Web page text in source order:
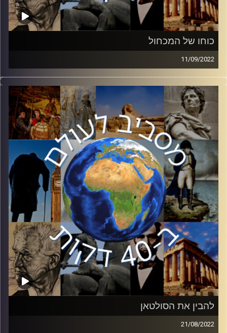
כוחו של המכחול
11/09/2022
במזרח התיכון והעולם הערבי, המנהגים והתרבות מספרים
דברים שהשפה לא מספרת. במשטרים בהם אין חופש דיבור,
ישנה הדרך לדבר. כאן נכנסת האמנות בכלל והקריקטורה בפרט.
מוזמנים להצטרף לפרק על קריקטורות בעולם בערבי עם
הגברת עידית בר.
קרדיט תמונות:יוסי מצרי
להבין את הסולטאן
21/08/2022